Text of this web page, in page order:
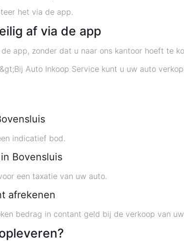
het via de app.
af via de app
app, zonder dat u naar ons kantoor hoeft te
Auto Inkoop Service kunt u uw auto
indicatief bod.
Bovensluis
een taxatie van uw auto.
afrekenen
bedrag in contant geld bij de verkoop van